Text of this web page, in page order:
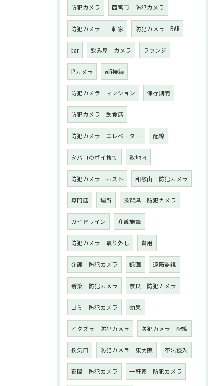
防犯カメラ 西宮市 防犯カメラ
防犯カメラ 一軒家 防犯カメラ BAR
bar 飲み屋 カメラ ラウンジ
IPカメラ wifi接続
防犯カメラ マンション 保存期間
防犯カメラ 飲食店
防犯カメラ エレベーター 配線
タバコのポイ捨て 敷地内
防犯カメラ ホスト 和歌山 防犯カメラ
専門店 場所 滋賀県 防犯カメラ
ガイドライン 介護施設
防犯カメラ 取り外し 費用
介護 防犯カメラ 録画 遠隔監視
新築 防犯カメラ 奈良 防犯カメラ
ゴミ 防犯カメラ 効果
イタズラ 防犯カメラ 防犯カメラ 配線
換気口 防犯カメラ 東大阪 不法侵入
夜間 防犯カメラ 一軒家 防犯カメラ